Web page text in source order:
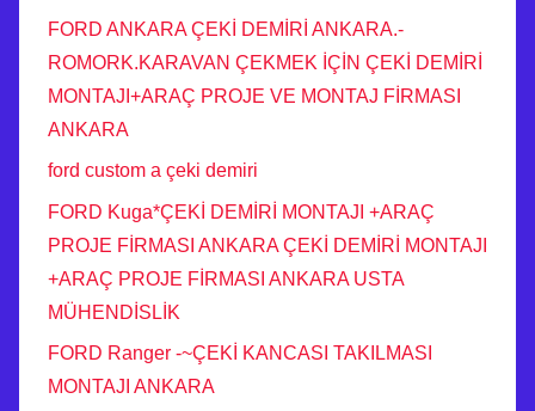
FORD ANKARA ÇEKİ DEMİRİ ANKARA.-
ROMORK.KARAVAN ÇEKMEK İÇİN ÇEKİ DEMİRİ
MONTAJI+ARAÇ PROJE VE MONTAJ FİRMASI
ANKARA
ford custom a çeki demiri
FORD Kuga*ÇEKİ DEMİRİ MONTAJI +ARAÇ
PROJE FİRMASI ANKARA ÇEKİ DEMİRİ MONTAJI
+ARAÇ PROJE FİRMASI ANKARA USTA
MÜHENDİSLİK
FORD Ranger -~ÇEKİ KANCASI TAKILMASI
MONTAJI ANKARA